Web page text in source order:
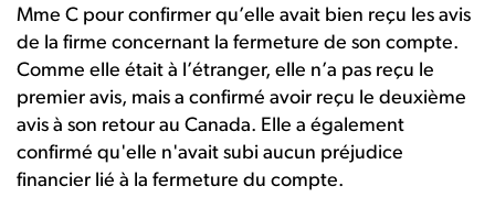
Mme C pour confirmer qu’elle avait bien reçu les avis
de la firme concernant la fermeture de son compte.
Comme elle était à l’étranger, elle n’a pas reçu le
premier avis, mais a confirmé avoir reçu le deuxième
avis à son retour au Canada. Elle a également
confirmé qu'elle n'avait subi aucun préjudice
financier lié à la fermeture du compte.